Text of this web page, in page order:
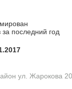
последний год
ул. Жарокова